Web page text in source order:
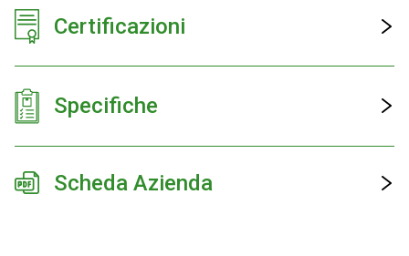
Certificazioni
Specifiche
Scheda Azienda